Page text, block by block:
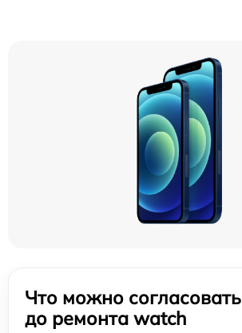
Что можно согласовать
до ремонта watch